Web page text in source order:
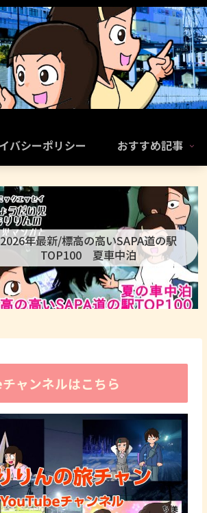
バシーポリシー おすすめ記事
2026年最新/標高の高いSAPA道の駅
TOP100 夏車中泊
ャンネルはこちら